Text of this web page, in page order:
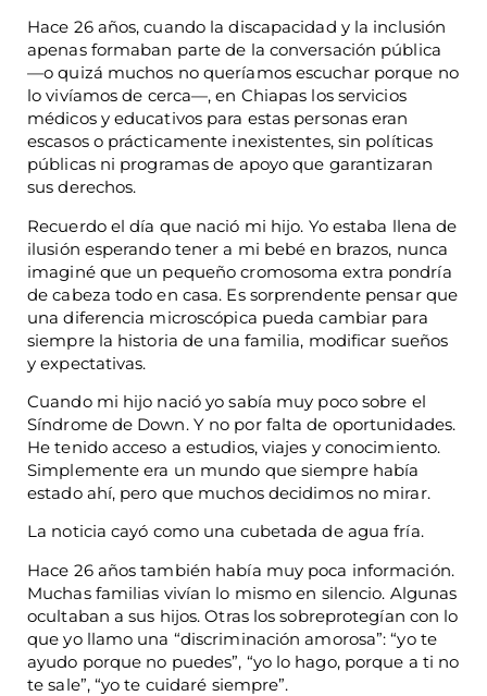
Hace 26 años, cuando la discapacidad y la inclusión
apenas formaban parte de la conversación pública
—o quizá muchos no queríamos escuchar porque no
lo vivíamos de cerca—, en Chiapas los servicios
médicos y educativos para estas personas eran
escasos o prácticamente inexistentes, sin políticas
públicas ni programas de apoyo que garantizaran
sus derechos.
Recuerdo el día que nació mi hijo. Yo estaba llena de
ilusión esperando tener a mi bebé en brazos, nunca
imaginé que un pequeño cromosoma extra pondría
de cabeza todo en casa. Es sorprendente pensar que
una diferencia microscópica pueda cambiar para
siempre la historia de una familia, modificar sueños
y expectativas.
Cuando mi hijo nació yo sabía muy poco sobre el
Síndrome de Down. Y no por falta de oportunidades.
He tenido acceso a estudios, viajes y conocimiento.
Simplemente era un mundo que siempre había
estado ahí, pero que muchos decidimos no mirar.
La noticia cayó como una cubetada de agua fría.
Hace 26 años también había muy poca información.
Muchas familias vivían lo mismo en silencio. Algunas
ocultaban a sus hijos. Otras los sobreprotegían con lo
que yo llamo una “discriminación amorosa”: “yo te
ayudo porque no puedes”, “yo lo hago, porque a ti no
te sale”, “yo te cuidaré siempre”.